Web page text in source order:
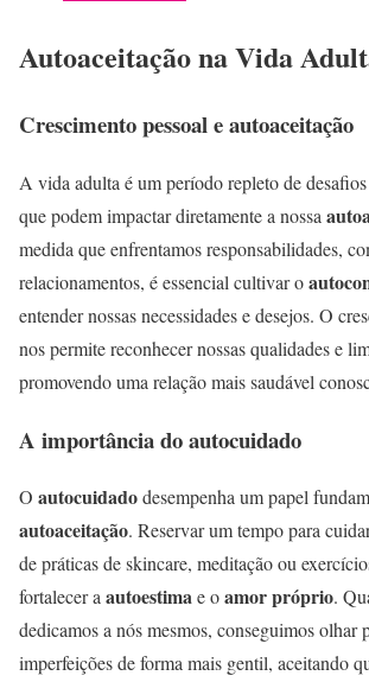
Autoaceitação na Vida
Crescimento pessoal e autoaceitação
A vida adulta é um período repleto de
que podem impactar diretamente a nossa
medida que enfrentamos responsabilidades,
relacionamentos, é essencial cultivar o
entender nossas necessidades e desejos. O
nos permite reconhecer nossas qualidades e
promovendo uma relação mais saudável
A importância do autocuidado
O autocuidadodesempenha um papel
autoaceitação. Reservar um tempo para
de práticas de skincare, meditação ou
fortalecer aautoestimae oamor próprio.
dedicamos a nós mesmos, conseguimos olhar
imperfeições de forma mais gentil, aceitando